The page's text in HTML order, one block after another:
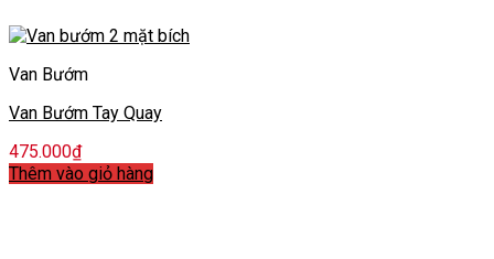
Van Bướm
Van Bướm Tay Quay
475.000₫
Thêm vào giỏ hàng